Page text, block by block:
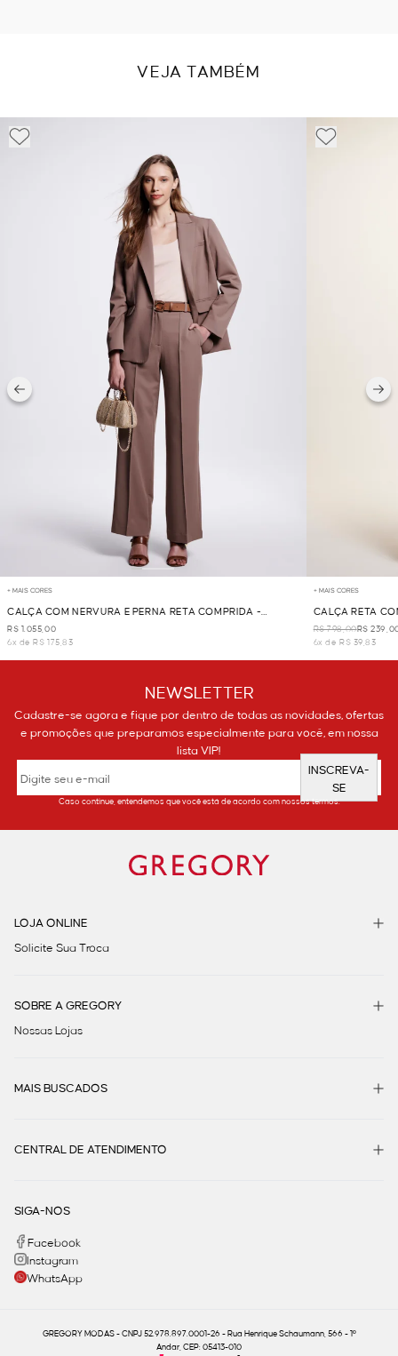
VEJA TAMBÉM
+ MAIS CORES
CALÇA COM NERVURA E PERNA RETA COMPRIDA -
MARROM
R$ 1.055,00
6x de R$ 175,83
+ MAIS CORES
CALÇA RETA
R$ 798,00R$
6x de R$ 39,83
NEWSLETTER
Cadastre-se agora e fique por dentro de todas as novidades, ofertas
e promoções que preparamos especialmente para você, em nossa
lista VIP!
INSCREVA-
SE
Caso continue, entendemos que você está de acordo com nossos termos.
LOJA ONLINE
Solicite Sua Troca
SOBRE A GREGORY
Nossas Lojas
MAIS BUSCADOS
CENTRAL DE ATENDIMENTO
SIGA-NOS
Facebook
Instagram
WhatsApp
GREGORY MODAS - CNPJ 52.978.897.0001-26 - Rua Henrique Schaumann, 566 - 1º
Andar, CEP: 05413-010